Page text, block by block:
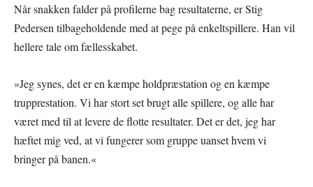
Når snakken falder på profilerne bag resultaterne, er Stig
Pedersen tilbageholdende med at pege på enkeltspillere. Han vil
hellere tale om fællesskabet.
»Jeg synes, det er en kæmpe holdpræstation og en kæmpe
trupprestation. Vi har stort set brugt alle spillere, og alle har
været med til at levere de flotte resultater. Det er det, jeg har
hæftet mig ved, at vi fungerer som gruppe uanset hvem vi
bringer på banen.«